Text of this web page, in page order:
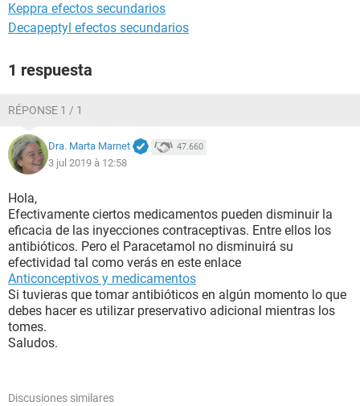
Keppra efectos secundarios
Decapeptyl efectos secundarios
1 respuesta
RÉPONSE 1 / 1
Dra. Marta Marnet 47.660
3 jul 2019 à 12:58
Hola,
Efectivamente ciertos medicamentos pueden disminuir la
eficacia de las inyecciones contraceptivas. Entre ellos los
antibióticos. Pero el Paracetamol no disminuirá su
efectividad tal como verás en este enlace
Anticonceptivos y medicamentos
Si tuvieras que tomar antibióticos en algún momento lo que
debes hacer es utilizar preservativo adicional mientras los
tomes.
Saludos.
Discusiones similares